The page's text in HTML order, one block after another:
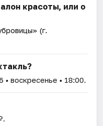
красоты, или о
(г.
• воскресенье • 18:00.